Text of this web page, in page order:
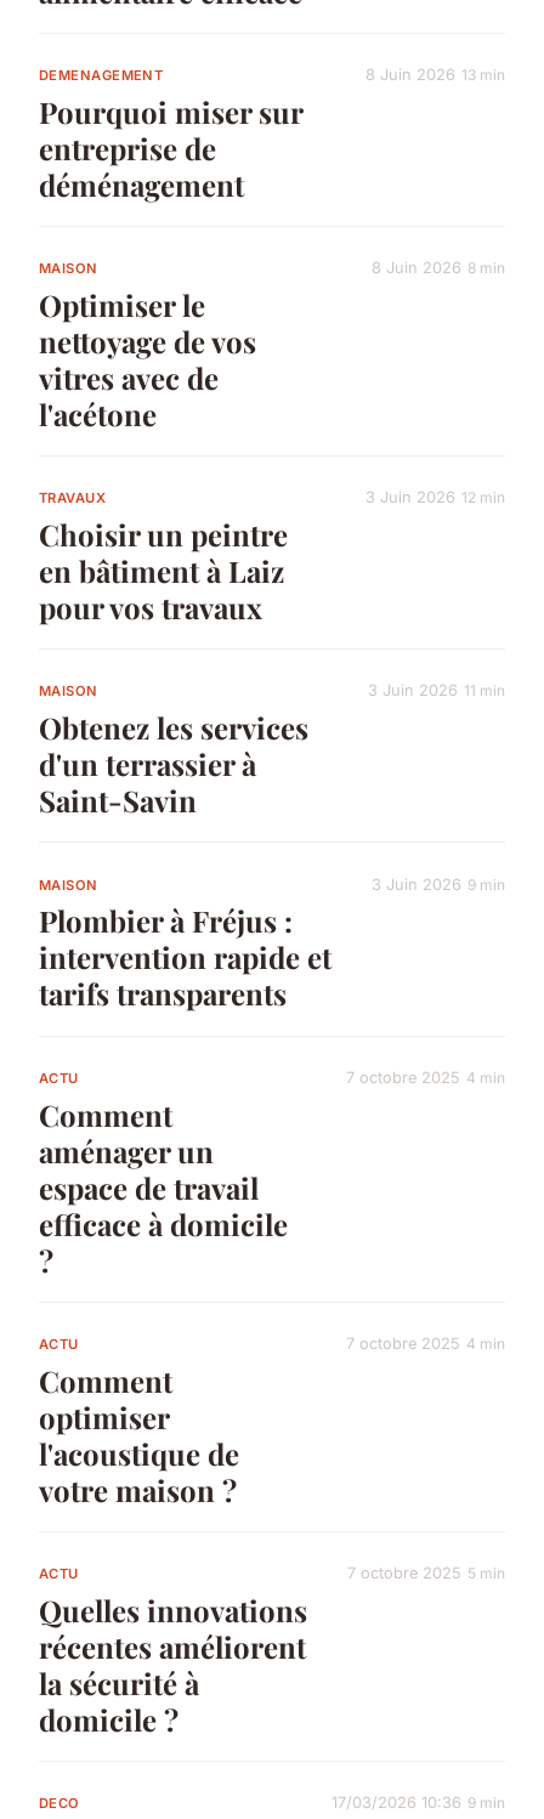
DEMENAGEMENT
Pourquoi miser sur
entreprise de
déménagement
8 Juin 2026 13 min
MAISON
Optimiser le
nettoyage de vos
vitres avec de
l'acétone
8 Juin 2026 8 min
TRAVAUX
Choisir un peintre
en bâtiment à Laiz
pour vos travaux
3 Juin 2026 12 min
MAISON
Obtenez les services
d'un terrassier à
Saint-Savin
3 Juin 2026 11 min
MAISON
Plombier à Fréjus :
intervention rapide et
tarifs transparents
3 Juin 2026 9 min
ACTU
Comment
aménager un
espace de travail
efficace à domicile
?
7 octobre 2025 4 min
ACTU
Comment
optimiser
l'acoustique de
votre maison ?
7 octobre 2025 4 min
ACTU
Quelles innovations
récentes améliorent
la sécurité à
domicile ?
7 octobre 2025 5 min
DECO 17/03/2026 10:36 9 min